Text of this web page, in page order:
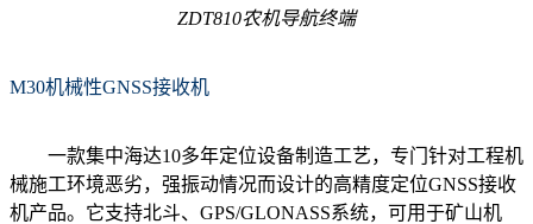
ZDT810农机导航终端
M30机械性GNSS接收机
一款集中海达10多年定位设备制造工艺，专门针对工程机
械施工环境恶劣，强振动情况而设计的高精度定位GNSS接收
机产品。它支持北斗、GPS/GLONASS系统，可用于矿山机